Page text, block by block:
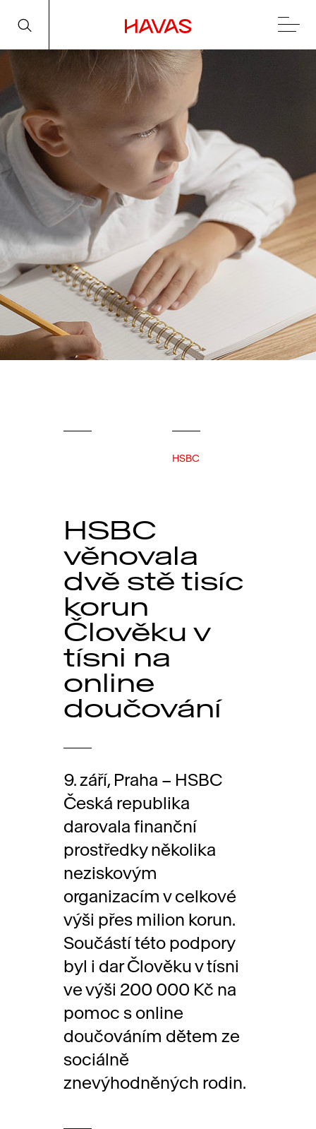
HSBC
HSBC
věnovala
dvě stě tisíc
korun
Člověku v
tísni na
online
doučování
9. září, Praha – HSBC
Česká republika
darovala finanční
prostředky několika
neziskovým
organizacím v celkové
výši přes milion korun.
Součástí této podpory
byl i dar Člověku v tísni
ve výši 200 000 Kč na
pomoc s online
doučováním dětem ze
sociálně
znevýhodněných rodin.